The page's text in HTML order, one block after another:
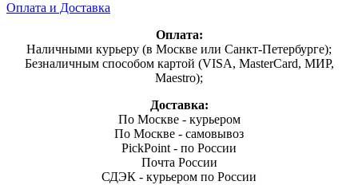
Оплата и Доставка
Оплата:
Наличными курьеру (в Москве или Санкт-Петербурге);
Безналичным способом картой (VISA, MasterCard, МИР,
Maestro);
Доставка:
По Москве - курьером
По Москве - самовывоз
PickPoint - по России
Почта России
СДЭК - курьером по России